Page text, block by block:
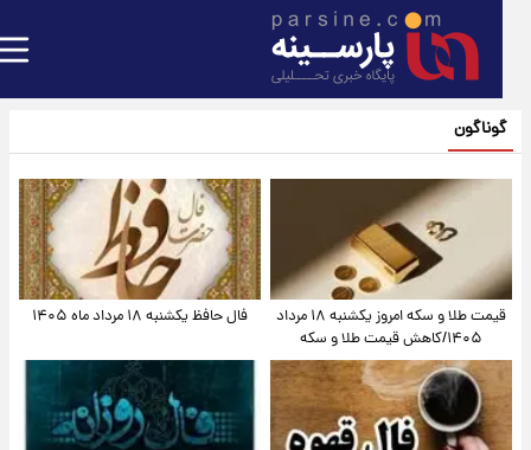
گوناگون
قیمت طلا و سکه امروز یکشنبه ۱۸ مرداد
۱۴۰۵/کاهش قیمت طلا و سکه
فال حافظ یکشنبه ۱۸ مرداد ماه ۱۴۰۵